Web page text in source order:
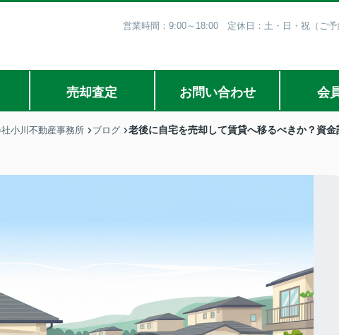
営業時間：9:00～18:00 定休日：土・日・祝（ご
売却査定 お問い合わせ 会
小川不動産事務所 ブログ 老後に自宅を売却して賃貸へ移るべきか？資